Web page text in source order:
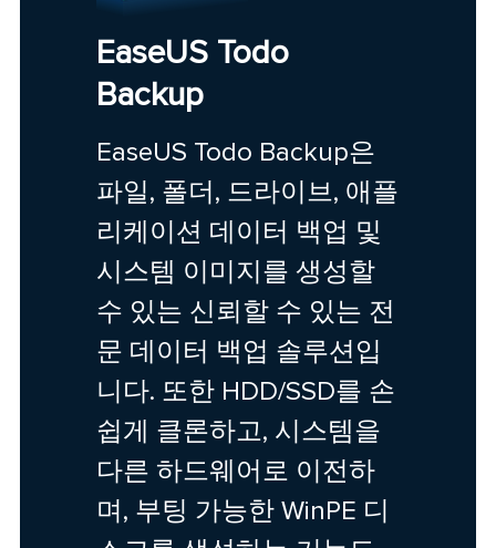
EaseUS Todo
Backup
EaseUS Todo Backup은
파일, 폴더, 드라이브, 애플
리케이션 데이터 백업 및
시스템 이미지를 생성할
수 있는 신뢰할 수 있는 전
문 데이터 백업 솔루션입
니다. 또한 HDD/SSD를 손
쉽게 클론하고, 시스템을
다른 하드웨어로 이전하
며, 부팅 가능한 WinPE 디